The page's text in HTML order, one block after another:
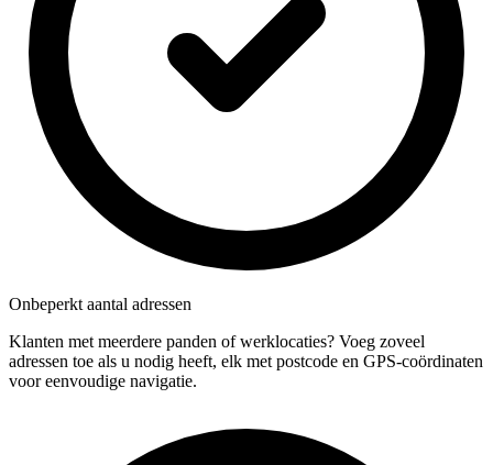
Onbeperkt aantal adressen
Klanten met meerdere panden of werklocaties? Voeg zoveel
adressen toe als u nodig heeft, elk met postcode en GPS-coördinaten
voor eenvoudige navigatie.